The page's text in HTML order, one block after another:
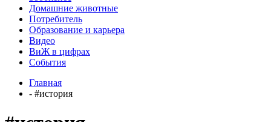
Домашние животные
Потребитель
Образование и карьера
Видео
ВиЖ в цифрах
События
Главная
- #история